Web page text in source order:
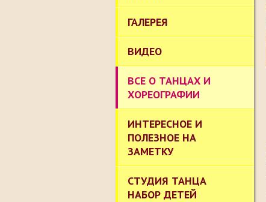
ГАЛЕРЕЯ
ВИДЕО
ВСЕ О ТАНЦАХ И
ХОРЕОГРАФИИ
ИНТЕРЕСНОЕ И
ПОЛЕЗНОЕ НА
ЗАМЕТКУ
СТУДИЯ ТАНЦА
НАБОР ДЕТЕЙ